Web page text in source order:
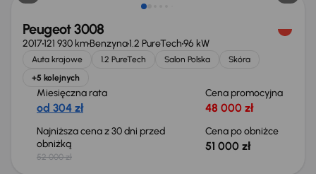
Peugeot 3008
2017121 930 kmBenzyna1.2 PureTech96 kW
Auta krajowe 1.2 PureTech Salon Polska
Skóra
+5 kolejnych
Miesięczna rata
od 304 zł
Cena promocyjna
48 000 zł
Najniższa cena z 30 dni przed
obniżką
52 000 zł
Cena po obniżce
51 000 zł
Od nowego taniej o 34 999 zł